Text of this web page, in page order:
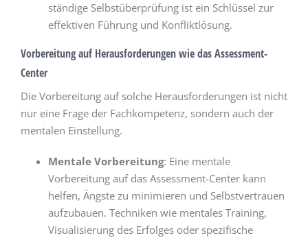
ständige Selbstüberprüfung ist ein Schlüssel zur
effektiven Führung und Konfliktlösung.
Vorbereitung auf Herausforderungen wie das Assessment-
Center
Die Vorbereitung auf solche Herausforderungen ist nicht
nur eine Frage der Fachkompetenz, sondern auch der
mentalen Einstellung.
Mentale Vorbereitung: Eine mentale
Vorbereitung auf das Assessment-Center kann
helfen, Ängste zu minimieren und Selbstvertrauen
aufzubauen. Techniken wie mentales Training,
Visualisierung des Erfolges oder spezifische